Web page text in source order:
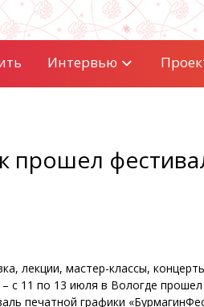
Интервью
прошел
лекции, мастер-классы,
– с 11 по 13 июля в Вологде прошел
печатной графики